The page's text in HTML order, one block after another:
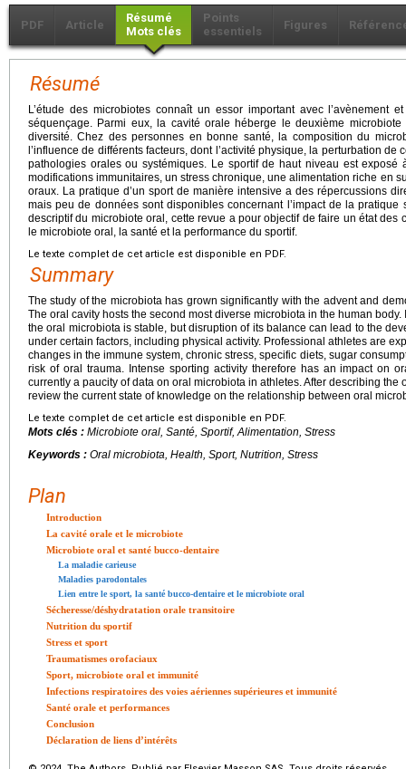
PDF Article
Résumé
Mots clés
Points
essentiels
Figures
Résumé
L’étude des microbiotes connaît un essor important avec l’avènement
séquençage. Parmi eux, la cavité orale héberge le deuxième
diversité. Chez des personnes en bonne santé, la composition du
l’influence de différents facteurs, dont l’activité physique, la perturbation
pathologies orales ou systémiques. Le sportif de haut niveau est
modifications immunitaires, un stress chronique, une alimentation riche en
oraux. La pratique d’un sport de manière intensive a des répercussions
mais peu de données sont disponibles concernant l’impact de la
descriptif du microbiote oral, cette revue a pour objectif de faire un état
le microbiote oral, la santé et la performance du sportif.
Le texte complet de cet article est disponible en PDF.
Summary
The study of the microbiota has grown significantly with the advent and
The oral cavity hosts the second most diverse microbiota in the human
the oral microbiota is stable, but disruption of its balance can lead to the
under certain factors, including physical activity. Professional athletes are
changes in the immune system, chronic stress, specific diets, sugar
risk of oral trauma. Intense sporting activity therefore has an impact on
currently a paucity of data on oral microbiota in athletes. After describing the
review the current state of knowledge on the relationship between oral
Le texte complet de cet article est disponible en PDF.
Mots clés : Microbiote oral, Santé, Sportif, Alimentation, Stress
Keywords : Oral microbiota, Health, Sport, Nutrition, Stress
Plan
Introduction
La cavité orale et le microbiote
Microbiote oral et santé bucco-dentaire
La maladie carieuse
Maladies parodontales
Lien entre le sport, la santé bucco-dentaire et le microbiote oral
Sécheresse/déshydratation orale transitoire
Nutrition du sportif
Stress et sport
Traumatismes orofaciaux
Sport, microbiote oral et immunité
Infections respiratoires des voies aériennes supérieures et immunité
Santé orale et performances
Conclusion
Déclaration de liens d’intérêts